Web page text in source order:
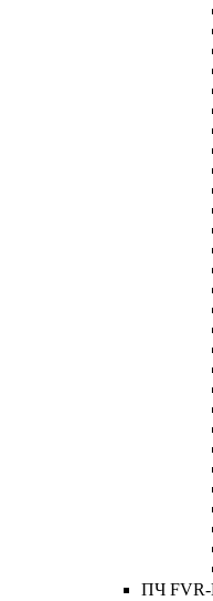
ПЧ FVR-